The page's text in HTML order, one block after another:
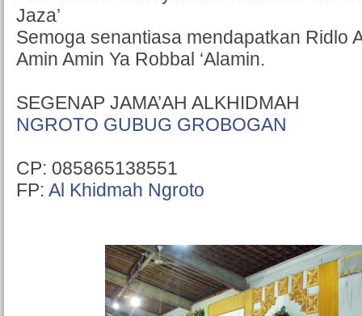
Jaza’
Semoga senantiasa mendapatkan Ridlo
Amin Amin Ya Robbal ‘Alamin.
SEGENAP JAMA’AH ALKHIDMAH
NGROTO GUBUG GROBOGAN
CP: 085865138551
FP: Al Khidmah Ngroto